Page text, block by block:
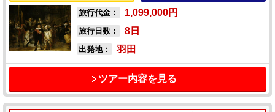
旅行代金： 1,099,000円
旅行日数： 8 日
出発地： 羽田
ツアー内容を見る